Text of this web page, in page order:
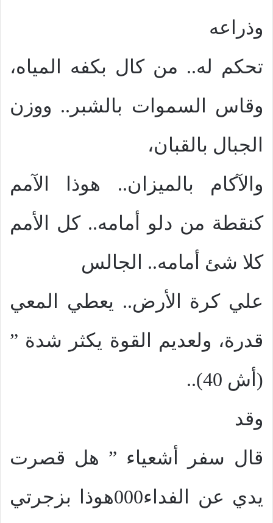
وذراعه
تحكم له.. من كال بكفه المياه،
وقاس السموات بالشبر.. ووزن
الجبال بالقبان،
والآكام بالميزان.. هوذا الآمم
كنقطة من دلو أمامه.. كل الأمم
كلا شئ أمامه.. الجالس
علي كرة الأرض.. يعطي المعي
قدرة، ولعديم القوة يكثر شدة ”
(أش 40)..
وقد
قال سفر أشعياء ” هل قصرت
يدي عن الفداء000هوذا بزجرتي